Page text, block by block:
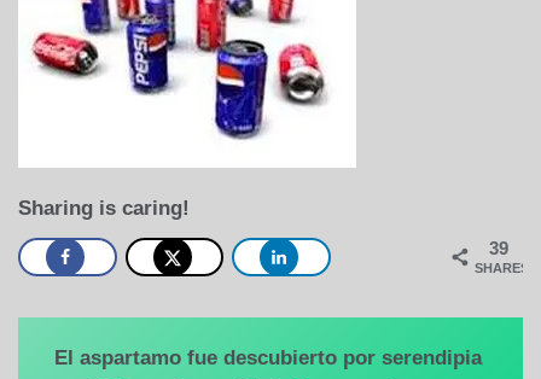
Sharing is caring!
39
SHARES
El aspartamo fue descubierto por serendipia